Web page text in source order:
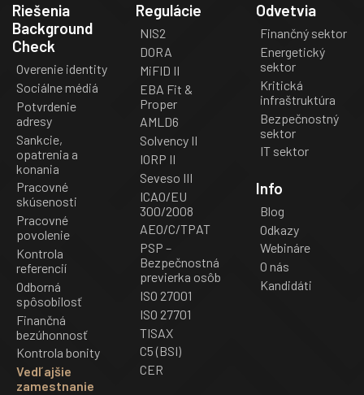
Riešenia
Background
Check
Overenie identity
Sociálne médiá
Potvrdenie
adresy
Sankcie,
opatrenia a
konania
Pracovné
skúsenosti
Pracovné
povolenie
Kontrola
referencií
Odborná
spôsobilosť
Finančná
bezúhonnosť
Kontrola bonity
Vedľajšie
zamestnanie
Regulácie
NIS2
DORA
MiFID II
EBA Fit &
Proper
AMLD6
Solvency II
IORP II
Seveso III
ICAO/EU
300/2008
AEO/C/TPAT
PSP –
Bezpečnostná
previerka osôb
ISO 27001
ISO 27701
TISAX
C5 (BSI)
CER
Odvetvia
Finančný sektor
Energetický
sektor
Kritická
infraštruktúra
Bezpečnostný
sektor
IT sektor
Info
Blog
Odkazy
Webináre
O nás
Kandidáti